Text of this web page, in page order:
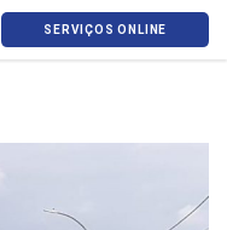
SERVIÇOS ONLINE